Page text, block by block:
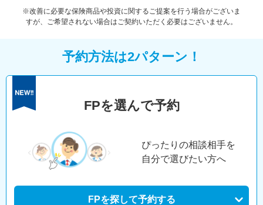
※改善に必要な保険商品や投資に関するご提案を行う場合がございま
すが、ご希望されない場合はご契約いただく必要はございません。
予約方法は2パターン！
FPを選んで予約
ぴったりの相談相手を
自分で選びたい方へ
FPを探して予約する